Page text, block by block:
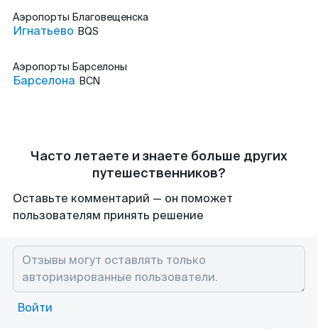
Аэропорты Благовещенска
Игнатьево BQS
Аэропорты Барселоны
Барселона BCN
Часто летаете и знаете больше других
путешественников?
Оставьте комментарий — он поможет
пользователям принять решение
Войти